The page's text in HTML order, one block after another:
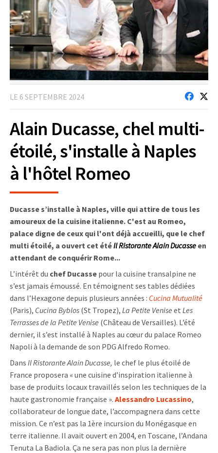
LE 6 SEPTEMBRE 2024
Alain Ducasse, chel multi-
étoilé, s'installe à Naples
à l'hôtel Romeo
Ducasse s’installe à Naples, ville qui attire de tous les
amoureux de la cuisine italienne. C'est au Romeo,
palace digne de ceux qui l'ont déjà accueilli, que le chef
multi étoilé, a ouvert cet étéIl Ristorante Alain Ducasse en
attendant de conquérir Rome...
L’intérêt du chef Ducasse pour la cuisine transalpine ne
s’est jamais émoussé. En témoignent ses tables dédiées
dans l’Hexagone depuis plusieurs années : Cucina Mutualité
(Paris), Cucina Byblos (St Tropez), La Petite Venise et Les
Terrasses de la Petite Venise (Château de Versailles). L’été
dernier, il s’est installé à Naples au cœur du palace Romeo
Napoli à la demande de son PDG Alfredo Romeo.
Dans Il Ristorante Alain Ducasse, le chef le plus étoilé de
France proposera « une cuisine d’inspiration italienne à
base de produits locaux travaillés selon les techniques de la
haute gastronomie française ». Alessandro Lucassino,
collaborateur de longue date, l’accompagnera dans cette
mission. Ce n’est pas la 1ère incursion du Monégasque en
terre italienne. Il avait ouvert en 2004, en Toscane, l’Andana
Tenuta La Badiola. Ça ne sera pas non plus la dernière